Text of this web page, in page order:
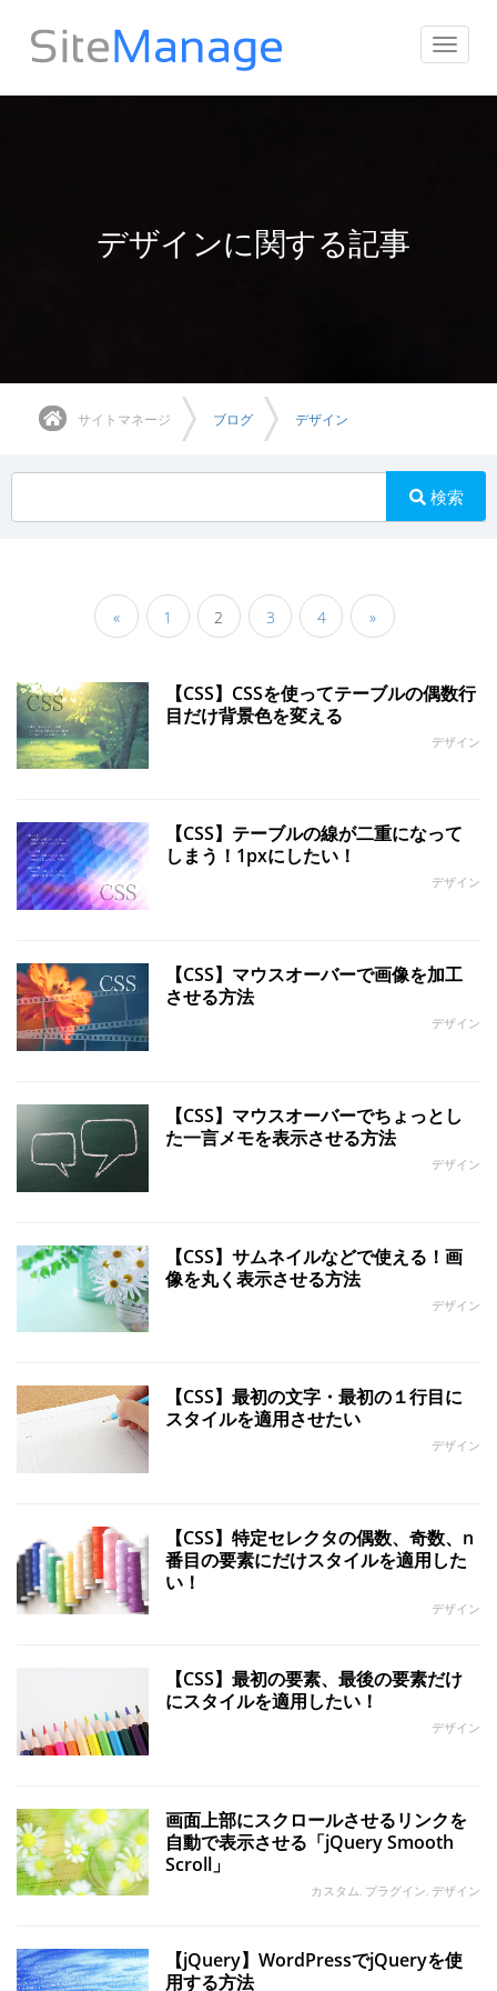
ナ
デザインに関する記事
サイトマネージ ブログ デザイン
検索
« 1 2 3 4 »
【CSS】CSSを使ってテーブルの偶数行
目だけ背景色を変える
デザイン
【CSS】テーブルの線が二重になって
しまう！1pxにしたい！
デザイン
【CSS】マウスオーバーで画像を加工
させる方法
デザイン
【CSS】マウスオーバーでちょっとし
た一言メモを表示させる方法
デザイン
【CSS】サムネイルなどで使える！画
像を丸く表示させる方法
デザイン
【CSS】最初の文字・最初の１行目に
スタイルを適用させたい
デザイン
【CSS】特定セレクタの偶数、奇数、n
番目の要素にだけスタイルを適用した
い！
デザイン
【CSS】最初の要素、最後の要素だけ
にスタイルを適用したい！
デザイン
画面上部にスクロールさせるリンクを
自動で表示させる「jQuery Smooth
Scroll」
カスタム, プラグイン, デザイン
【jQuery】WordPressでjQueryを使
用する方法